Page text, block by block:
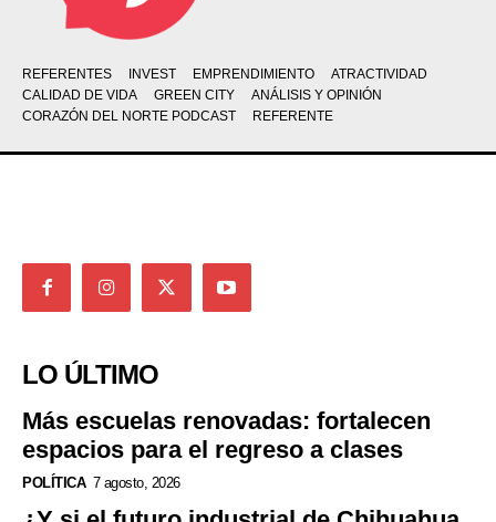
REFERENTES INVEST EMPRENDIMIENTO
ATRACTIVIDAD
CALIDAD DE VIDA
GREEN CITY
ANÁLISIS Y OPINIÓN
CORAZÓN DEL NORTE PODCAST
REFERENTE
LO ÚLTIMO
Más escuelas renovadas: fortalecen
espacios para el regreso a clases
POLÍTICA 7 agosto, 2026